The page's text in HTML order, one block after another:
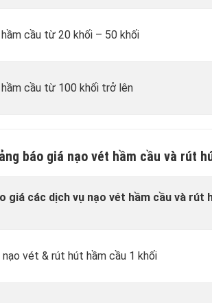
cầu từ 20 khối – 50 khối
cầu từ 100 khối trở lên
báo giá nạo vét hầm cầu và rút
giá các dịch vụ nạo vét hầm cầu và rút
nạo vét & rút hút hầm cầu 1 khối